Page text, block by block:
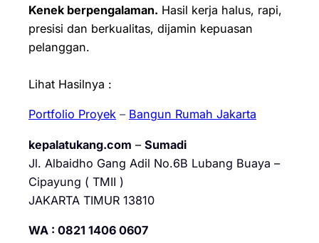
Kenek berpengalaman. Hasil kerja halus, rapi,
presisi dan berkualitas, dijamin kepuasan
pelanggan.
Lihat Hasilnya :
Portfolio Proyek – Bangun Rumah Jakarta
kepalatukang.com – Sumadi
Jl. Albaidho Gang Adil No.6B Lubang Buaya –
Cipayung ( TMII )
JAKARTA TIMUR 13810
WA : 0821 1406 0607